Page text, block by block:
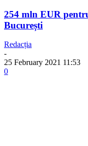
254 mln EUR
București
Redacția
-
25 February 2021 11:53
0